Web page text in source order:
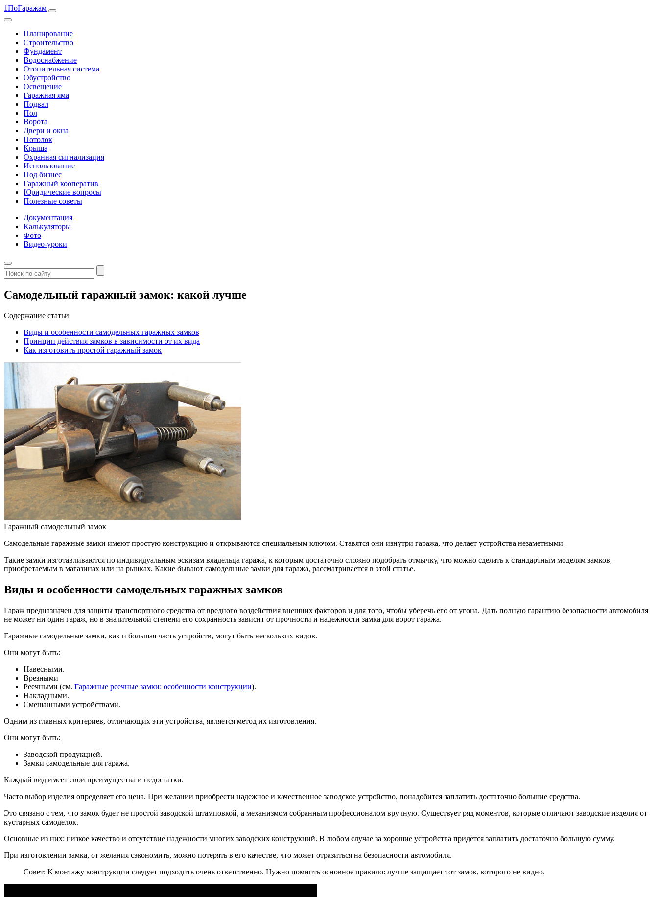
1ПоГаражам
Планирование
Строительство
Фундамент
Водоснабжение
Отопительная система
Обустройство
Освещение
Гаражная яма
Подвал
Пол
Ворота
Двери и окна
Потолок
Крыша
Охранная сигнализация
Использование
Под бизнес
Гаражный кооператив
Юридические вопросы
Полезные советы
Документация
Калькуляторы
Фото
Видео-уроки
Самодельный гаражный замок: какой лучше
Содержание статьи
Виды и особенности самодельных гаражных замков
Принцип действия замков в зависимости от их вида
Как изготовить простой гаражный замок
Гаражный самодельный замок
Самодельные гаражные замки имеют простую конструкцию и открываются специальным ключом. Ставятся они изнутри гаража, что делает устройства незаметными.
Такие замки изготавливаются по индивидуальным эскизам владельца гаража, к которым достаточно сложно подобрать отмычку, что можно сделать к стандартным моделям замков,
приобретаемым в магазинах или на рынках. Какие бывают самодельные замки для гаража, рассматривается в этой статье.
Виды и особенности самодельных гаражных замков
Гараж предназначен для защиты транспортного средства от вредного воздействия внешних факторов и для того, чтобы уберечь его от угона. Дать полную гарантию безопасности автомобиля
не может ни один гараж, но в значительной степени его сохранность зависит от прочности и надежности замка для ворот гаража.
Гаражные самодельные замки, как и большая часть устройств, могут быть нескольких видов.
Они могут быть:
Навесными.
Врезными
Реечными (см. Гаражные реечные замки: особенности конструкции).
Накладными.
Смешанными устройствами.
Одним из главных критериев, отличающих эти устройства, является метод их изготовления.
Они могут быть:
Заводской продукцией.
Замки самодельные для гаража.
Каждый вид имеет свои преимущества и недостатки.
Часто выбор изделия определяет его цена. При желании приобрести надежное и качественное заводское устройство, понадобится заплатить достаточно большие средства.
Это связано с тем, что замок будет не простой заводской штамповкой, а механизмом собранным профессионалом вручную. Существует ряд моментов, которые отличают заводские изделия от
кустарных самоделок.
Основные из них: низкое качество и отсутствие надежности многих заводских конструкций. В любом случае за хорошие устройства придется заплатить достаточно большую сумму.
При изготовлении замка, от желания сэкономить, можно потерять в его качестве, что может отразиться на безопасности автомобиля.
Совет: К монтажу конструкции следует подходить очень ответственно. Нужно помнить основное правило: лучше защищает тот замок, которого не видно.